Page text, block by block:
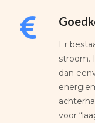
Er
stroom.
dan
voor